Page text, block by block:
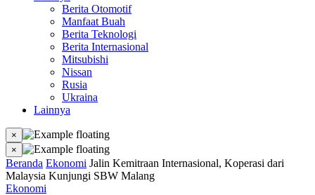
Berita Otomotif
Manfaat Buah
Berita Teknologi
Berita Internasional
Mitsubishi
Nissan
Rusia
Ukraina
Lainnya
×
×
Beranda Ekonomi Jalin Kemitraan Internasional, Koperasi dari
Malaysia Kunjungi SBW Malang
Ekonomi